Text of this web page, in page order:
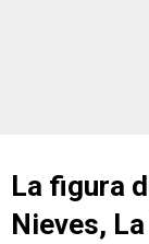
La figura
Nieves,